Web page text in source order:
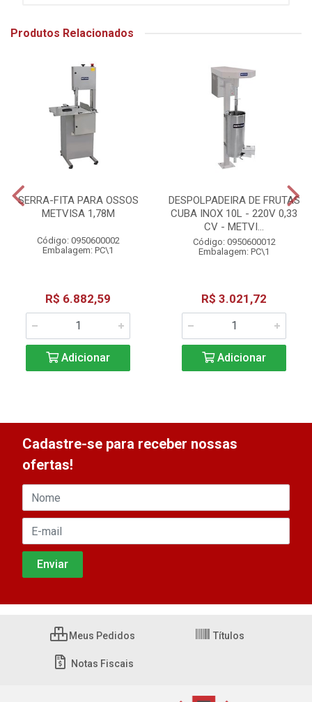
Produtos Relacionados
SERRA-FITA PARA OSSOS
METVISA 1,78M
Código: 0950600002
Embalagem: PC\1
R$ 6.882,59
Adicionar
DESPOLPADEIRA DE FRUTAS
CUBA INOX 10L - 220V 0,33
CV - METVI...
Código: 0950600012
Embalagem: PC\1
R$ 3.021,72
Adicionar
Cadastre-se para receber nossas
ofertas!
Meus Pedidos Títulos
Notas Fiscais